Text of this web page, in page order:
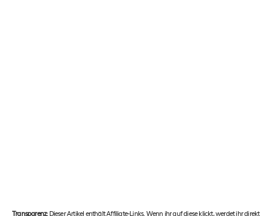
Transparenz:Dieser Artikel enthält Affiliate-Links. Wenn ihr auf diese klickt, werdet ihr direkt